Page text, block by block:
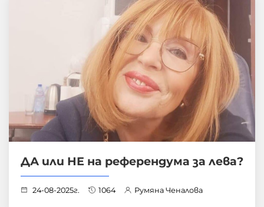
ДА или НЕ на референдума за лева?
24-08-2025г. 1064 Румяна Ченалова